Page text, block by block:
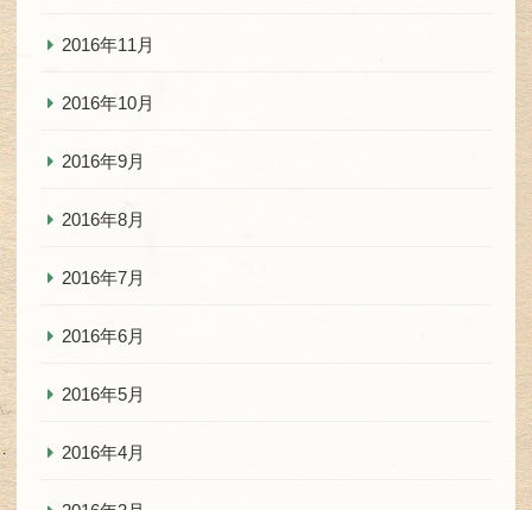
2016年11月
2016年10月
2016年9月
2016年8月
2016年7月
2016年6月
2016年5月
2016年4月